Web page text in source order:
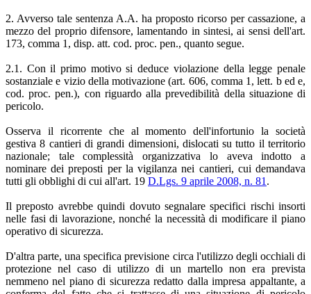
2. Avverso tale sentenza A.A. ha proposto ricorso per cassazione, a
mezzo del proprio difensore, lamentando in sintesi, ai sensi dell'art.
173, comma 1, disp. att. cod. proc. pen., quanto segue.
2.1. Con il primo motivo si deduce violazione della legge penale
sostanziale e vizio della motivazione (art. 606, comma 1, lett. b ed e,
cod. proc. pen.), con riguardo alla prevedibilità della situazione di
pericolo.
Osserva il ricorrente che al momento dell'infortunio la società
gestiva 8 cantieri di grandi dimensioni, dislocati su tutto il territorio
nazionale; tale complessità organizzativa lo aveva indotto a
nominare dei preposti per la vigilanza nei cantieri, cui demandava
tutti gli obblighi di cui all'art. 19 D.Lgs. 9 aprile 2008, n. 81 .
Il preposto avrebbe quindi dovuto segnalare specifici rischi insorti
nelle fasi di lavorazione, nonché la necessità di modificare il piano
operativo di sicurezza.
D'altra parte, una specifica previsione circa l'utilizzo degli occhiali di
protezione nel caso di utilizzo di un martello non era prevista
nemmeno nel piano di sicurezza redatto dalla impresa appaltante, a